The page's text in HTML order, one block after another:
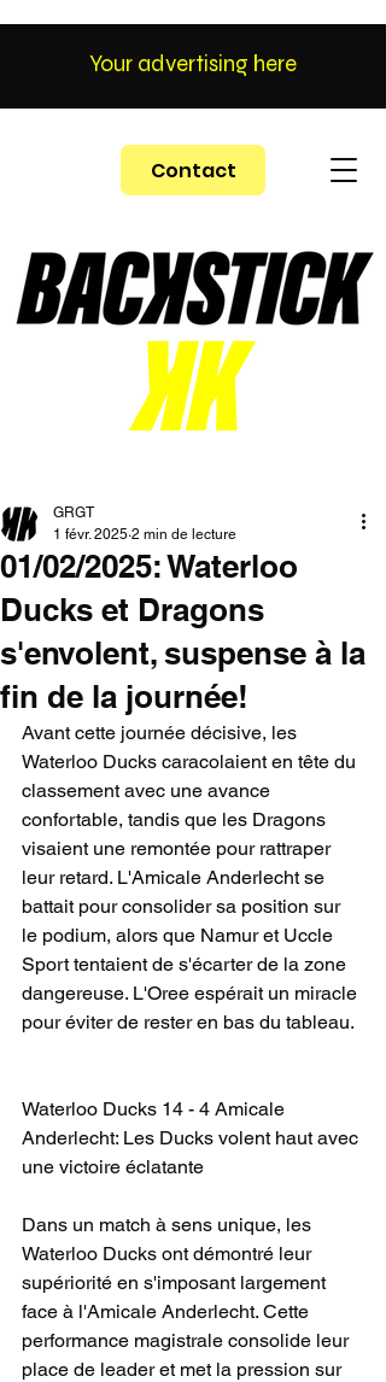
Contact
Your advertising here
01/02/2025: Waterloo
Ducks et Dragons
s'envolent, suspense à la
fin de la journée!
GRGT
1 févr. 2025 2 min de lecture
Avant cette journée décisive, les
Waterloo Ducks caracolaient en tête du
classement avec une avance
confortable, tandis que les Dragons
visaient une remontée pour rattraper
leur retard. L'Amicale Anderlecht se
battait pour consolider sa position sur
le podium, alors que Namur et Uccle
Sport tentaient de s'écarter de la zone
dangereuse. L'Oree espérait un miracle
pour éviter de rester en bas du tableau.
Waterloo Ducks 14 - 4 Amicale
Anderlecht: Les Ducks volent haut avec
une victoire éclatante
Dans un match à sens unique, les
Waterloo Ducks ont démontré leur
supériorité en s'imposant largement
face à l'Amicale Anderlecht. Cette
performance magistrale consolide leur
place de leader et met la pression sur